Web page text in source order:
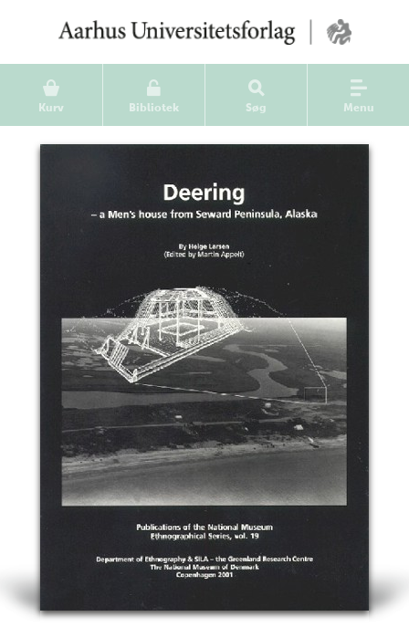
Kurv Bibliotek Søg Menu